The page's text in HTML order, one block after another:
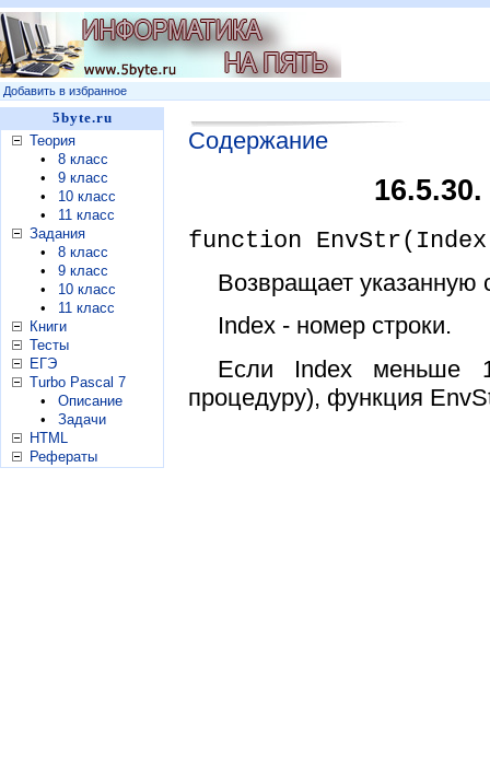
Добавить в избранное
5byte.ru
Теория
•
8 класс
•
9 класс
•
10 класс
•
11 класс
Задания
•
8 класс
•
9 класс
•
10 класс
•
11 класс
Книги
Тесты
ЕГЭ
Turbo Pascal 7
•
Описание
•
Задачи
HTML
Рефераты
Содержание
function
Возвращает указанную
Index - номер строки.
Если Index меньше
процедуру), функция